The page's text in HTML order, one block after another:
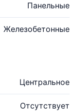
Панельные
Железобетонные
Центральное
Отсутствует